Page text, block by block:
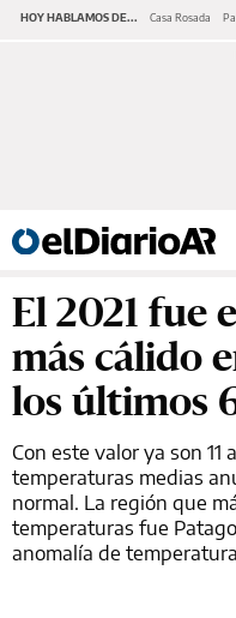
HOY HABLAMOS DE... Casa Rosada
El 2021 fue
más cálido
los últimos
Con este valor ya son
temperaturas medias
normal. La región que
temperaturas fue
anomalía de